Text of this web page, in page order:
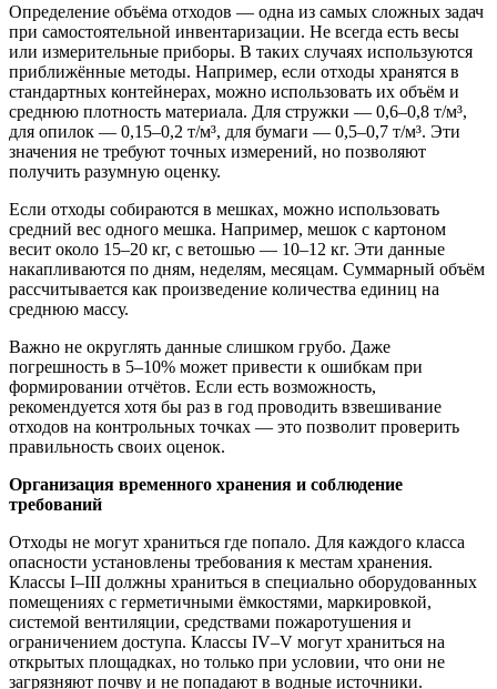
Определение объёма отходов — одна из самых сложных задач
при самостоятельной инвентаризации. Не всегда есть весы
или измерительные приборы. В таких случаях используются
приближённые методы. Например, если отходы хранятся в
стандартных контейнерах, можно использовать их объём и
среднюю плотность материала. Для стружки — 0,6–0,8 т/м³,
для опилок — 0,15–0,2 т/м³, для бумаги — 0,5–0,7 т/м³. Эти
значения не требуют точных измерений, но позволяют
получить разумную оценку.
Если отходы собираются в мешках, можно использовать
средний вес одного мешка. Например, мешок с картоном
весит около 15–20 кг, с ветошью — 10–12 кг. Эти данные
накапливаются по дням, неделям, месяцам. Суммарный объём
рассчитывается как произведение количества единиц на
среднюю массу.
Важно не округлять данные слишком грубо. Даже
погрешность в 5–10% может привести к ошибкам при
формировании отчётов. Если есть возможность,
рекомендуется хотя бы раз в год проводить взвешивание
отходов на контрольных точках — это позволит проверить
правильность своих оценок.
Организация временного хранения и соблюдение
требований
Отходы не могут храниться где попало. Для каждого класса
опасности установлены требования к местам хранения.
Классы I–III должны храниться в специально оборудованных
помещениях с герметичными ёмкостями, маркировкой,
системой вентиляции, средствами пожаротушения и
ограничением доступа. Классы IV–V могут храниться на
открытых площадках, но только при условии, что они не
загрязняют почву и не попадают в водные источники.